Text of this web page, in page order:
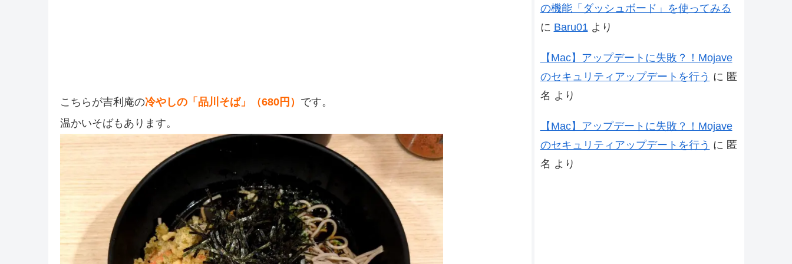
こちらが吉利庵の冷やしの「品川そば」（680円） です。
温かいそばもあります。
の機能「ダッシュボード」を使ってみる
に Baru01 より
【Mac】アップデートに失敗？！Mojave
のセキュリティアップデートを行う に 匿
名 より
【Mac】アップデートに失敗？！Mojave
のセキュリティアップデートを行う に 匿
名 より